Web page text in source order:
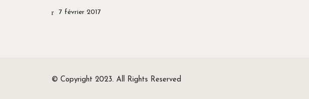
7 février 2017
© Copyright 2023. All Rights Reserved